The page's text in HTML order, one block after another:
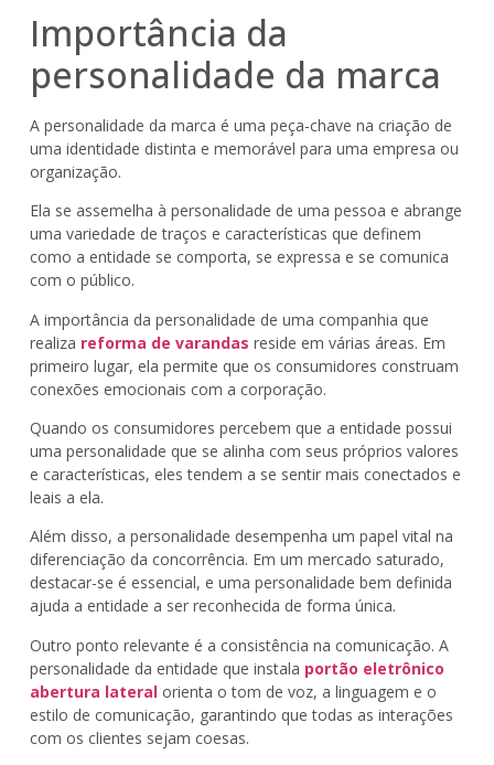
Importância da
personalidade da marca
A personalidade da marca é uma peça-chave na criação de
uma identidade distinta e memorável para uma empresa ou
organização.
Ela se assemelha à personalidade de uma pessoa e abrange
uma variedade de traços e características que definem
como a entidade se comporta, se expressa e se comunica
com o público.
A importância da personalidade de uma companhia que
realiza reforma de varandas reside em várias áreas. Em
primeiro lugar, ela permite que os consumidores construam
conexões emocionais com a corporação.
Quando os consumidores percebem que a entidade possui
uma personalidade que se alinha com seus próprios valores
e características, eles tendem a se sentir mais conectados e
leais a ela.
Além disso, a personalidade desempenha um papel vital na
diferenciação da concorrência. Em um mercado saturado,
destacar-se é essencial, e uma personalidade bem definida
ajuda a entidade a ser reconhecida de forma única.
Outro ponto relevante é a consistência na comunicação. A
personalidade da entidade que instala portão eletrônico
abertura lateral orienta o tom de voz, a linguagem e o
estilo de comunicação, garantindo que todas as interações
com os clientes sejam coesas.